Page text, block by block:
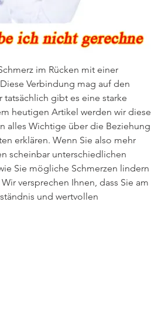
im Rücken mit einer
Verbindung mag auf den
gibt es eine starke
heutigen Artikel werden wir diese
alles Wichtige über die Beziehung
erklären. Wenn Sie also mehr
scheinbar unterschiedlichen
Sie mögliche Schmerzen lindern
versprechen Ihnen, dass Sie am
und wertvollen